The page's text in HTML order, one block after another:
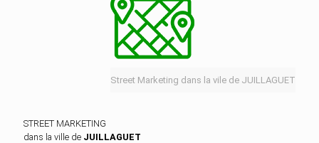
Street Marketing dans la vile de JUILLAGUET
STREET MARKETING
dans la ville de JUILLAGUET